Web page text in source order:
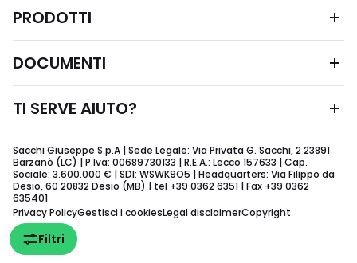
Filtri
PRODOTTI
DOCUMENTI
TI SERVE AIUTO?
Sacchi Giuseppe S.p.A | Sede Legale: Via Privata G. Sacchi, 2 23891
Barzanò (LC) | P.Iva: 00689730133 | R.E.A.: Lecco 157633 | Cap.
Sociale: 3.600.000 € | SDI: WSWK9O5 | Headquarters: Via Filippo da
Desio, 60 20832 Desio (MB) | tel +39 0362 6351 | Fax +39 0362
635401
Privacy PolicyGestisci i cookiesLegal disclaimerCopyright